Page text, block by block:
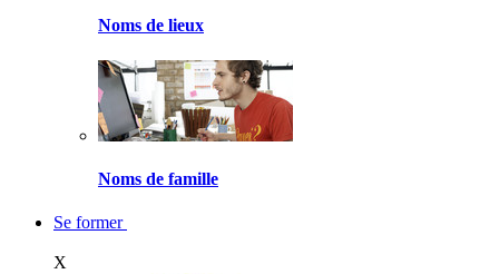
Noms de lieux
Noms de famille
Se former
X